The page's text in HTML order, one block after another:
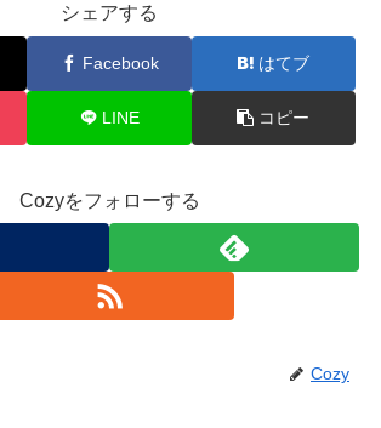
シェアする
Facebook はてブ
LINE コピー
Cozyをフォローする
Cozy